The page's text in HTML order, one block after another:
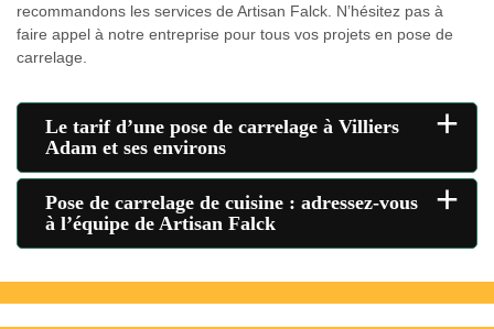
recommandons les services de Artisan Falck. N’hésitez pas à
faire appel à notre entreprise pour tous vos projets en pose de
carrelage.
Le tarif d’une pose de carrelage à Villiers
Adam et ses environs
+
Pose de carrelage de cuisine : adressez-vous
à l’équipe de Artisan Falck
+